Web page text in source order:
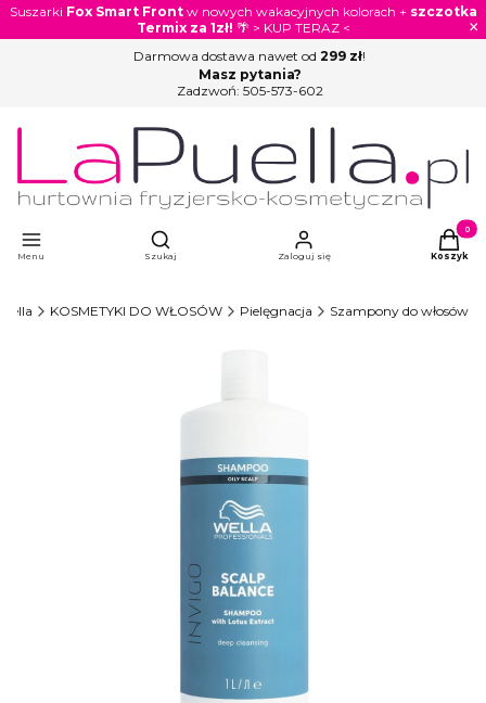
Suszarki Fox Smart Frontw nowych wakacyjnych kolorach + szczotka
Termix za 1zł! 🌴 > KUP TERAZ < ×
Darmowa dostawa nawet od 299 zł!
Masz pytania?
Zadzwoń: 505-573-602
Menu
Otwórz wyszukiwarkę
Szukaj Zaloguj się Koszyk
KOSMETYKI DO WŁOSÓW Pielęgnacja Szampony do włosów